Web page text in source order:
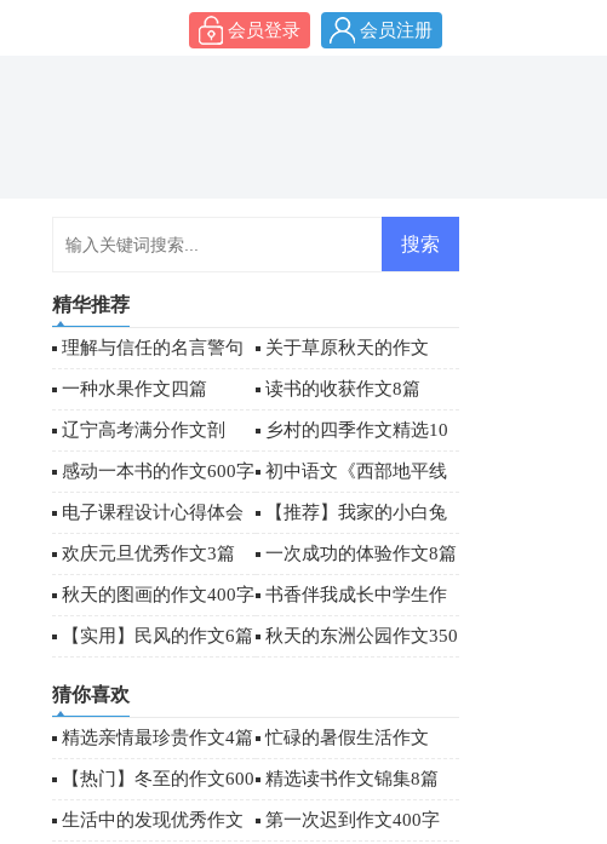
会员登录 会员注册
精华推荐
理解与信任的名言警句
经典签名大全
关于草原秋天的作文
一种水果作文四篇 读书的收获作文8篇
辽宁高考满分作文剖
析：坚守自我
乡村的四季作文精选10
篇
感动一本书的作文600字
3篇
初中语文《西部地平线
上的落日》教案
电子课程设计心得体会 【推荐】我家的小白兔
作文三篇
欢庆元旦优秀作文3篇 一次成功的体验作文8篇
秋天的图画的作文400字 书香伴我成长中学生作
文5篇
【实用】民风的作文6篇 秋天的东洲公园作文350
猜你喜欢
精选亲情最珍贵作文4篇 忙碌的暑假生活作文
【热门】冬至的作文600
字汇编5篇
精选读书作文锦集8篇
生活中的发现优秀作文 第一次迟到作文400字